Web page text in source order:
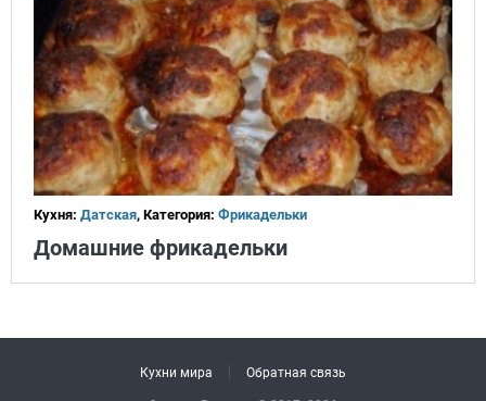
Кухня: Датская, Категория: Фрикадельки
Домашние фрикадельки
Кухни мира Обратная связь